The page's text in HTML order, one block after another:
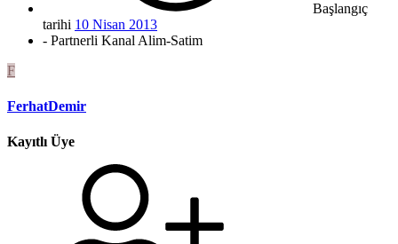
Başlangıç
tarihi 10 Nisan 2013
- Partnerli Kanal Alim-Satim
F
FerhatDemir
Kayıtlı Üye